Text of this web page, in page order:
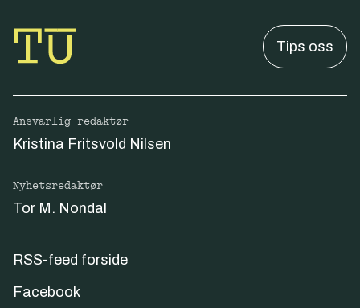
Tips oss
Ansvarlig redaktør
Kristina Fritsvold Nilsen
Nyhetsredaktør
Tor M. Nondal
RSS-feed forside
Facebook